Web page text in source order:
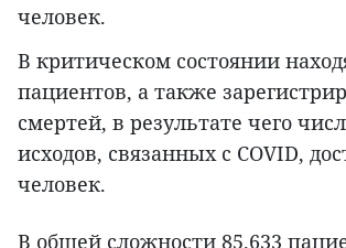
человек.
В критическом состоянии
пациентов, а также
смертей, в результате чего
исходов, связанных с COVID,
человек.
В общей сложности 85.633